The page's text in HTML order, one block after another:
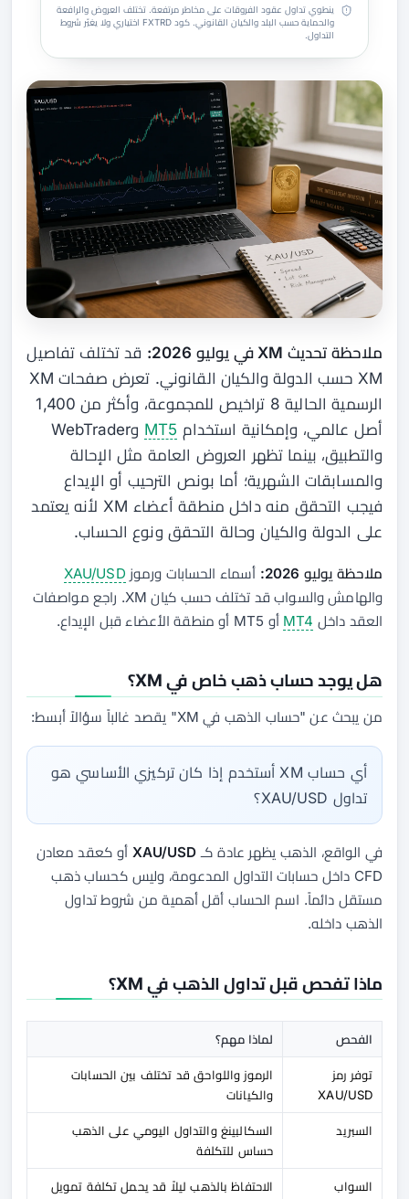
ينطوي تداول عقود الفروقات على مخاطر مرتفعة. تختلف العروض والرافعة
والحماية حسب البلد والكيان القانوني. كود FXTRD اختياري ولا يغيّر شروط
التداول.
ملاحظة تحديث XM في يوليو 2026:
قد تختلف تفاصيل
XM حسب الدولة والكيان القانوني. تعرض صفحات XM
الرسمية الحالية 8 تراخيص للمجموعة، وأكثر من 1,400
أصل عالمي، وإمكانية استخدام MT5
وWebTrader
والتطبيق، بينما تظهر العروض العامة مثل الإحالة
والمسابقات الشهرية؛ أما بونص الترحيب أو الإيداع
فيجب التحقق منه داخل منطقة أعضاء XM لأنه يعتمد
على الدولة والكيان وحالة التحقق ونوع الحساب.
ملاحظة يوليو 2026: أسماء الحسابات ورموز XAU/USD
والهامش والسواب قد تختلف حسب كيان XM. راجع مواصفات
العقد داخل MT4 أو MT5 أو منطقة الأعضاء قبل الإيداع.
هل يوجد حساب ذهب خاص في XM؟
من يبحث عن "حساب الذهب في XM" يقصد غالباً سؤالاً أبسط:
أي حساب XM أستخدم إذا كان تركيزي الأساسي هو
تداول XAU/USD؟
في الواقع، الذهب يظهر عادة كـ XAU/USD أو كعقد معادن
CFD داخل حسابات التداول المدعومة، وليس كحساب ذهب
مستقل دائماً. اسم الحساب أقل أهمية من شروط تداول
الذهب داخله.
ماذا تفحص قبل تداول الذهب في XM؟
الفحص لماذا مهم؟
توفر رمز
XAU/USD
الرموز واللواحق قد تختلف بين الحسابات
والكيانات
السبريد
السكالبينغ والتداول اليومي على الذهب
حساس للتكلفة
السواب الاحتفاظ بالذهب ليلاً قد يحمل تكلفة تمويل